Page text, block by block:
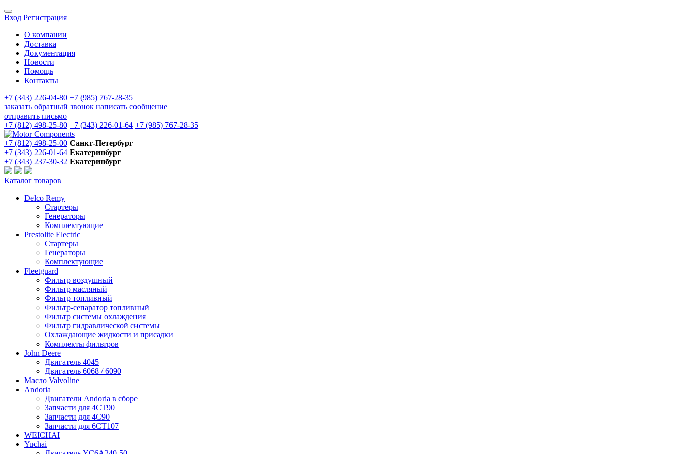
Вход Регистрация
О компании
Доставка
Документация
Новости
Помощь
Контакты
+7 (343) 226-04-80 +7 (985) 767-28-35
заказать обратный звонок написать сообщение
отправить письмо
+7 (812) 498-25-80 +7 (343) 226-01-64 +7 (985) 767-28-35
+7 (812) 498-25-00 Санкт-Петербург
+7 (343) 226-01-64 Екатеринбург
+7 (343) 237-30-32 Екатеринбург
Каталог товаров
Delco Remy
Стартеры
Генераторы
Комплектующие
Prestolite Electric
Стартеры
Генераторы
Комплектующие
Fleetguard
Фильтр воздушный
Фильтр масляный
Фильтр топливный
Фильтр-сепаратор топливный
Фильтр системы охлаждения
Фильтр гидравлической системы
Охлаждающие жидкости и присадки
Комплекты фильтров
John Deere
Двигатель 4045
Двигатель 6068 / 6090
Масло Valvoline
Andoria
Двигатели Andoria в сборе
Запчасти для 4CT90
Запчасти для 4С90
Запчасти для 6CT107
WEICHAI
Yuchai